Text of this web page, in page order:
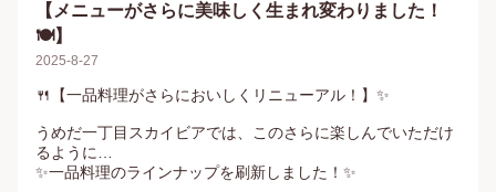
【メニューがさらに美味しく生まれ変わりました！
🍽️】
2025-8-27
🍴【一品料理がさらにおいしくリニューアル！】✨
うめだ一丁目スカイビアでは、このさらに楽しんでいただけ
るように…
✨一品料理のラインナップを刷新しました！✨